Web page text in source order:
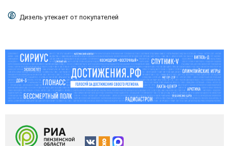
Дизель утекает от покупателей